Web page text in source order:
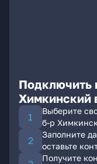
Подключить
Химкинский
Выберите
б-р
Заполните
оставьте
Получите